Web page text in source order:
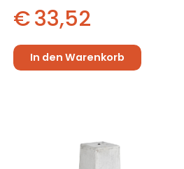
€33,52
In den Warenkorb